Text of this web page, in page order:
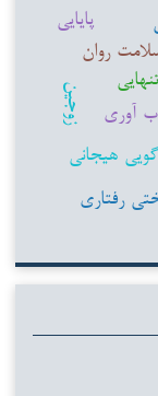
رفتاری
هیجانی
زوجین آوری
روان
پایایی